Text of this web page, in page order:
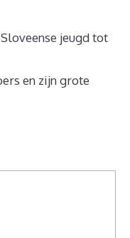
jeugd tot
en zijn grote